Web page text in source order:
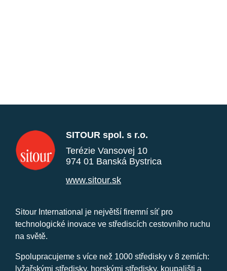
SITOUR spol. s r.o.
Terézie Vansovej 10
974 01 Banská Bystrica
www.sitour.sk
Sitour International je největší firemní síť pro
technologické inovace ve střediscích cestovního ruchu
na světě.
Spolupracujeme s více než 1000 středisky v 8 zemích:
lyžařskými středisky, horskými středisky, koupališti a